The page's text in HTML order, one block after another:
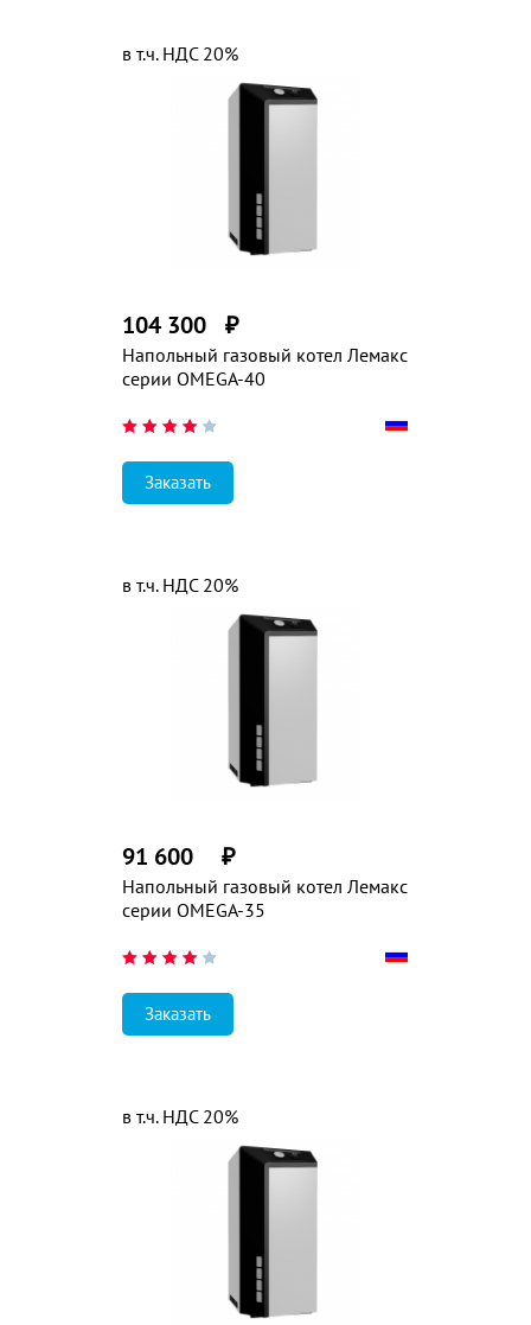
Напольный газовый котел Лемакс
серии OMEGA-40
104 300 ₽
в т.ч. НДС 20%
Заказать
Напольный газовый котел Лемакс
серии OMEGA-35
91 600 ₽
в т.ч. НДС 20%
Заказать
в т.ч. НДС 20%